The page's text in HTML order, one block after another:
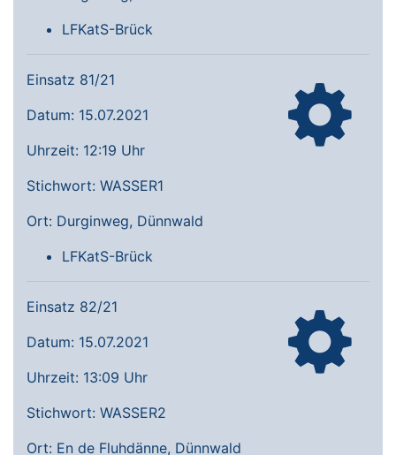
LFKatS-Brück
Einsatz 81/21
Datum: 15.07.2021
Uhrzeit: 12:19 Uhr
Stichwort: WASSER1
Ort: Durginweg, Dünnwald
LFKatS-Brück
Einsatz 82/21
Datum: 15.07.2021
Uhrzeit: 13:09 Uhr
Stichwort: WASSER2
Ort: En de Fluhdänne, Dünnwald